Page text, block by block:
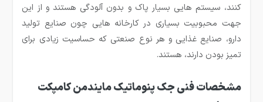
کنند، سیستم هایی بسیار پاک و بدون آلودگی هستند و از این
جهت محبوبیت بسیاری در کارخانه هایی چون صنایع تولید
دارو، صنایع غذایی و هر نوع صنعتی که حساسیت زیادی برای
تمیز بودن دارند، هستند.
مشخصات فنی جک پنوماتیک مایندمن کامپکت